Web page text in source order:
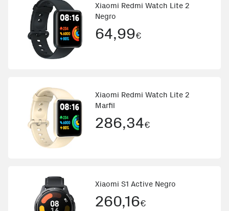
Xiaomi Redmi Watch Lite 2
Negro
64,99€
Xiaomi Redmi Watch Lite 2
Marfil
286,34€
Xiaomi S1 Active Negro
260,16€